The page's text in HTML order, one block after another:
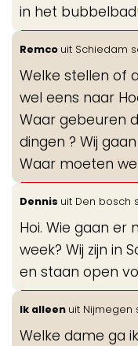
in het bubbelbad
Remco uit Schiedam
Welke stellen of
wel eens naar
Waar gebeuren
dingen ? Wij
Waar moeten we
Dennis uit Den bosch
Hoi. Wie gaan
week? Wij zijn in
en staan open
Ik alleen uit Nijmegen
Welke dame ga